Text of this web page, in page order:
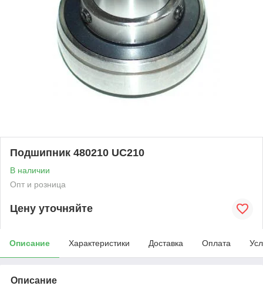
Подшипник 480210 UC210
В наличии
Опт и розница
Цену уточняйте
Описание Характеристики Доставка Оплата
Описание